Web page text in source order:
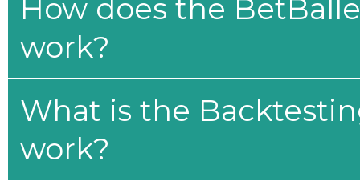
How does the
work?
What is the
work?